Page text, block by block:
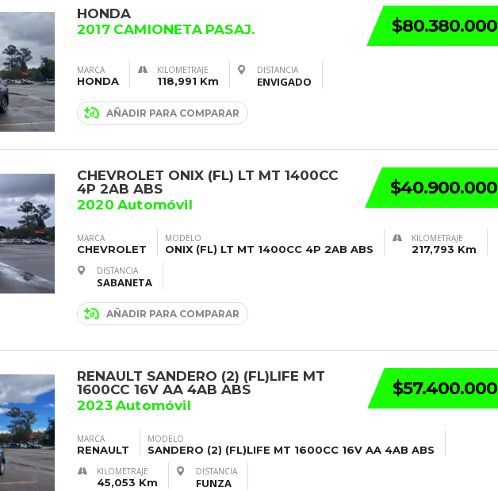
$80.380.000
HONDA
2017 CAMIONETA PASAJ.
MARCA
HONDA
KILOMETRAJE
118,991 Km
DISTANCIA
ENVIGADO
AÑADIR PARA COMPARAR
$40.900.000
CHEVROLET ONIX (FL) LT MT 1400CC
4P 2AB ABS
2020 Automóvil
MARCA
CHEVROLET
MODELO
ONIX (FL) LT MT 1400CC 4P 2AB ABS
KILOMETRAJE
217,793 Km
DISTANCIA
SABANETA
AÑADIR PARA COMPARAR
$57.400.000
RENAULT SANDERO (2) (FL)LIFE MT
1600CC 16V AA 4AB ABS
2023 Automóvil
MARCA
RENAULT
MODELO
SANDERO (2) (FL)LIFE MT 1600CC 16V AA 4AB ABS
KILOMETRAJE
45,053 Km
DISTANCIA
FUNZA